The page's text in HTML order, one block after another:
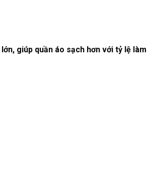
giúp quần áo sạch hơn với tỷ lệ